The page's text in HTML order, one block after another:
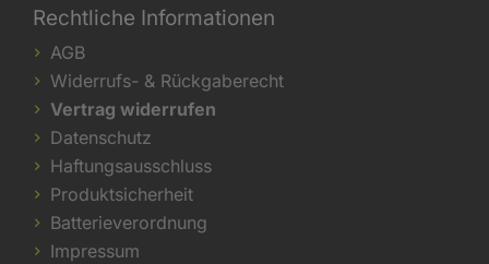
Rechtliche Informationen
AGB
Widerrufs- & Rückgaberecht
Vertrag widerrufen
Datenschutz
Haftungsausschluss
Produktsicherheit
Batterieverordnung
Impressum